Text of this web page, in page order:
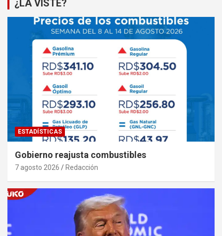
¿LA VISTE?
ESTADÍSTICAS
Gobierno reajusta combustibles
7 agosto 2026 Redacción